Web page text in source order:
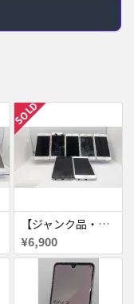
SOLD
【ジャンク品・初期化済・SIMロック解除済】iPhone6 7台セット
¥6,900